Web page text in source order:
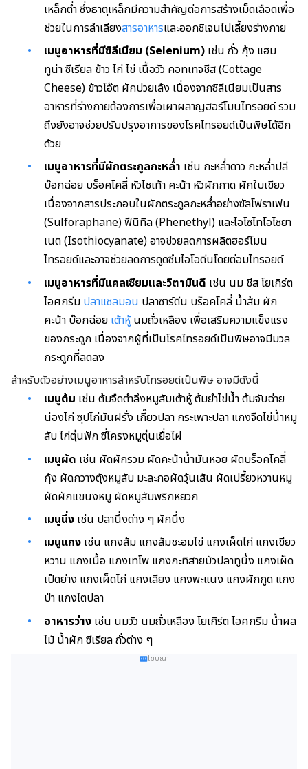
เหล็กต่ำ ซึ่งธาตุเหล็กมีความสำคัญต่อการสร้างเม็ดเลือดเพื่อ
ช่วยในการลำเลียงสารอาหารและออกซิเจนไปเลี้ยงร่างกาย
เมนูอาหารที่มีซิลีเนียม (Selenium) เช่น ถั่ว กุ้ง แฮม
ทูน่า ซีเรียล ข้าว ไก่ ไข่ เนื้อวัว คอทเทจชีส (Cottage
Cheese) ข้าวโอ๊ต ผักปวยเล้ง เนื่องจากซิลีเนียมเป็นสาร
อาหารที่ร่างกายต้องการเพื่อเผาผลาญฮอร์โมนไทรอยด์ รวม
ถึงยังอาจช่วยปรับปรุงอาการของโรคไทรอยด์เป็นพิษได้อีก
ด้วย
เมนูอาหารที่มีผักตระกูลกะหล่ำ เช่น กะหล่ำดาว กะหล่ำปลี
บ๊อกฉ่อย บร็อคโคลี่ หัวไชเท้า คะน้า หัวผักกาด ผักใบเขียว
เนื่องจากสารประกอบในผักตระกูลกะหล่ำอย่างซัลโฟราเฟน
(Sulforaphane) ฟีนิทิล (Phenethyl) และไอโซไทโอไซยา
เนต (Isothiocyanate) อาจช่วยลดการผลิตฮอร์โมน
ไทรอยด์และอาจช่วยลดการดูดซึมไอโอดีนโดยต่อมไทรอยด์
เมนูอาหารที่มีแคลเซียมและวิตามินดี เช่น นม ชีส โยเกิร์ต
ไอศกรีม ปลาแซลมอน ปลาซาร์ดีน บร็อคโคลี่ น้ำส้ม ผัก
คะน้า บ๊อกฉ่อย เต้าหู้นมถั่วเหลือง เพื่อเสริมความแข็งแรง
ของกระดูก เนื่องจากผู้ที่เป็นโรคไทรอยด์เป็นพิษอาจมีมวล
กระดูกที่ลดลง
สำหรับตัวอย่างเมนูอาหารสำหรับไทรอยด์เป็นพิษ อาจมีดังนี้
เมนูต้ม เช่น ต้มจืดตำลึงหมูสับเต้าหู้ ต้มยำไข่น้ำ ต้มจับฉ่าย
น่องไก่ ซุปไก่มันฝรั่ง เกี๊ยวปลา กระเพาะปลา แกงจืดไข่น้ำหมู
สับ ไก่ตุ๋นฟัก ซี่โครงหมูตุ๋นเยื่อไผ่
เมนูผัด เช่น ผัดผักรวม ผัดคะน้าน้ำมันหอย ผัดบร็อคโคลี่
กุ้ง ผัดกวางตุ้งหมูสับ มะละกอผัดวุ้นเส้น ผัดเปรี้ยวหวานหมู
ผัดผักแขนงหมู ผัดหมูสับพริกหยวก
เมนูนึ่ง เช่น ปลานึ่งต่าง ๆ ผักนึ่ง
เมนูแกง เช่น แกงส้ม แกงส้มชะอมไข่ แกงเผ็ดไก่ แกงเขียว
หวาน แกงเนื้อ แกงเทโพ แกงกะทิสายบัวปลาทูนึ่ง แกงเผ็ด
เป็ดย่าง แกงเผ็ดไก่ แกงเลียง แกงพะแนง แกงผักกูด แกง
ป่า แกงไตปลา
อาหารว่าง เช่น นมวัว นมถั่วเหลือง โยเกิร์ต ไอศกรีม น้ำผล
ไม้ น้ำผัก ซีเรียล ถั่วต่าง ๆ
โฆษณา